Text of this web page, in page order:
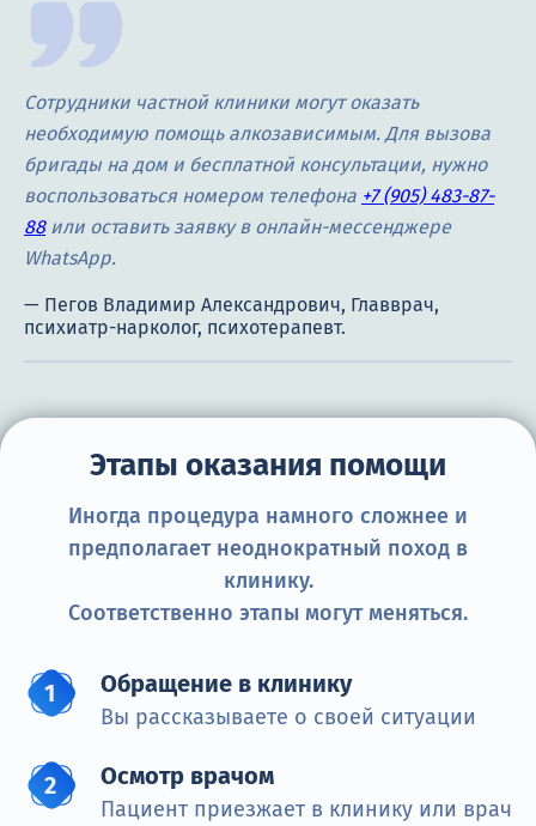
Сотрудники частной клиники могут оказать
необходимую помощь алкозависимым. Для вызова
бригады на дом и бесплатной консультации, нужно
воспользоваться номером телефона +7 (905) 483-87-
88или оставить заявку в онлайн-мессенджере
WhatsApp.
Этапы оказания помощи
Иногда процедура намного сложнее и
предполагает неоднократный поход в
клинику.
Соответственно этапы могут меняться.
Обращение в клинику
Вы рассказываете о своей ситуации
Осмотр врачом
Пациент приезжает в клинику или врач